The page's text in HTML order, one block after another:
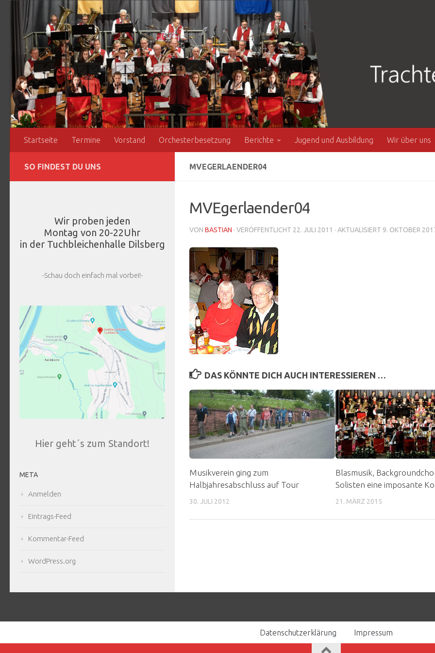
Zum Inhalt springen
Startseite Termine Vorstand Orchesterbesetzung Berichte Jugend und Ausbildung Wir über uns
MVEGERLAENDER04
MVEgerlaender04
VON BASTIAN · VERÖFFENTLICHT 22. JULI 2011 · AKTUALISIERT 9. OKTOBER
DAS KÖNNTE DICH AUCH INTERESSIEREN …
Musikverein ging zum
Halbjahresabschluss auf Tour
30. JULI 2012
Blasmusik,
Solisten eine imposante
21. MÄRZ 2015
SO FINDEST DU UNS
Wir proben jeden
Montag von 20-22Uhr
in der Tuchbleichenhalle Dilsberg
-Schau doch einfach mal vorbei!-
Hier geht´s zum Standort!
META
Anmelden
Eintrags-Feed
Kommentar-Feed
WordPress.org
Datenschutzerklärung Impressum